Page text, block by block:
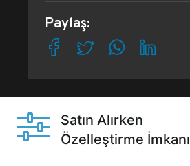
Paylaş:
Satın Alırken
Özelleştirme İmkanı